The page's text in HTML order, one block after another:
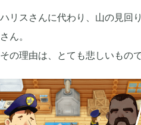
ハリスさんに代わり、山の見回
さん。
その理由は、とても悲しいもので